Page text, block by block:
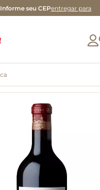
Informe seu CEPentregar para